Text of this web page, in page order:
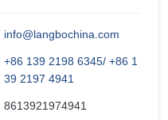
info@langbochina.com
+86 139 2198 6345/ +86 1
39 2197 4941
8613921974941